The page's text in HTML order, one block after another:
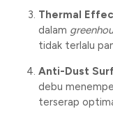
Thermal
dalam
tidak terlalu
Anti-Dust
debu
terserap